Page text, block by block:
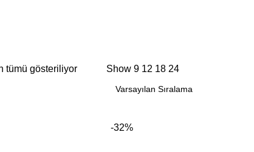
tümü gösteriliyor Show9 12 18 24
-32%